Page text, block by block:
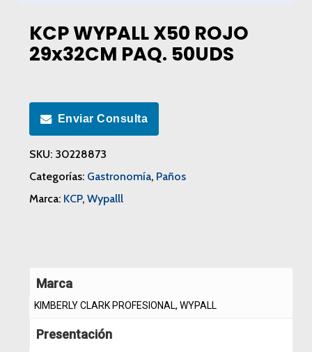
KCP WYPALL X50 ROJO
29x32CM PAQ. 50UDS
Enviar Consulta
SKU: 30228873
Categorías: Gastronomía, Paños
Marca: KCP, Wypalll
Marca
KIMBERLY CLARK PROFESIONAL, WYPALL
Presentación